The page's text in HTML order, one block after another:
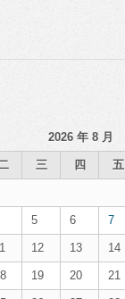
2026 年 8 月
三 四 五
5 6 7
12 13 14
19 20 21